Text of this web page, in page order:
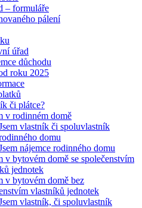
– formuláře
pálení
úřad
důchodu
roku 2025
či plátce?
v rodinném domě
vlastník či spoluvlastník
domu
nájemce rodinného domu
v bytovém domě se společenstvím
jednotek
v bytovém domě bez
vlastníků jednotek
vlastník, či spoluvlastník